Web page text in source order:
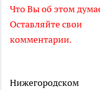
Что Вы об этом
Оставляйте свои
комментарии.
Нижегородском